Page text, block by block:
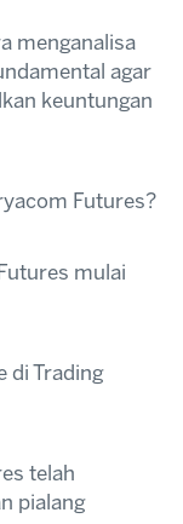
sama dan
s/d jum’at.
online
dalam
menganalisa
agar
keuntungan
Futures?
mulai
di Trading
hukum
telah
pialang